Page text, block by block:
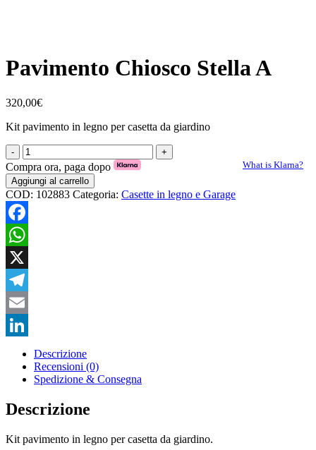
Pavimento Chiosco Stella A
320,00€
Kit pavimento in legno per casetta da giardino
Pavimento
Chiosco
Stella
A
quantità
Compra ora, paga dopo
What is Klarna?
Aggiungi al carrello
COD: 102883 Categoria: Casette in legno e Garage
Facebook
WhatsApp
X
Telegram
Email
LinkedIn
Descrizione
Recensioni (0)
Spedizione & Consegna
Descrizione
Kit pavimento in legno per casetta da giardino.